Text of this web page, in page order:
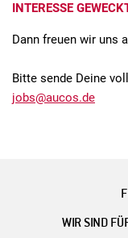
INTERESSE
Dann freuen wir uns
Bitte sende Deine
jobs@aucos.de
WIR SIND